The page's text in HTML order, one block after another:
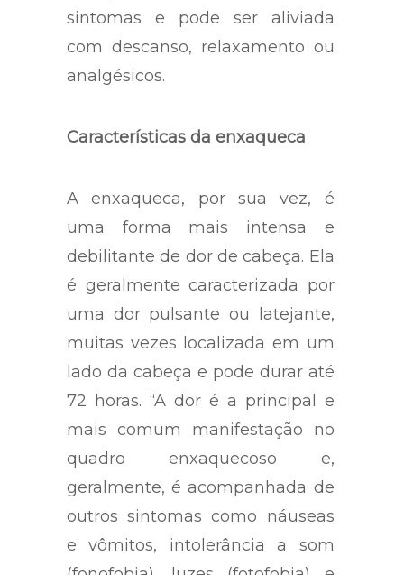
sintomas e pode ser aliviada
com descanso, relaxamento ou
analgésicos.
Características da enxaqueca
A enxaqueca, por sua vez, é
uma forma mais intensa e
debilitante de dor de cabeça. Ela
é geralmente caracterizada por
uma dor pulsante ou latejante,
muitas vezes localizada em um
lado da cabeça e pode durar até
72 horas. “A dor é a principal e
mais comum manifestação no
quadro enxaquecoso e,
geralmente, é acompanhada de
outros sintomas como náuseas
e vômitos, intolerância a som